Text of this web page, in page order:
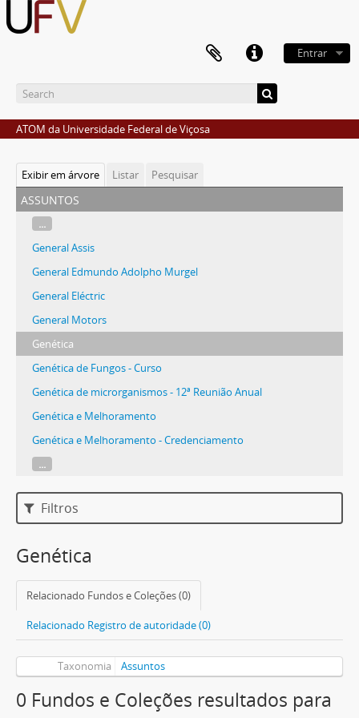
Entrar
ATOM da Universidade Federal de Viçosa
Exibir em árvore Listar Pesquisar
assuntos
...
General Assis
General Edmundo Adolpho Murgel
General Eléctric
General Motors
Genética
Genética de Fungos - Curso
Genética de microrganismos - 12ª Reunião Anual
Genética e Melhoramento
Genética e Melhoramento - Credenciamento
...
Filtros
Genética
Relacionado Fundos e Coleções (0)
Relacionado Registro de autoridade (0)
Taxonomia Assuntos
0 Fundos e Coleções resultados para